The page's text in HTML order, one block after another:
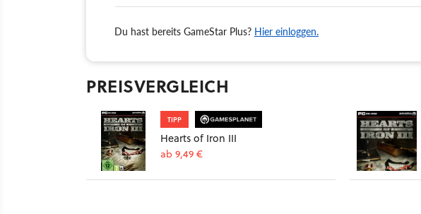
Du hast bereits GameStar Plus? Hier einloggen.
PREISVERGLEICH
TIPP
Hearts of Iron III
ab 9,49 €